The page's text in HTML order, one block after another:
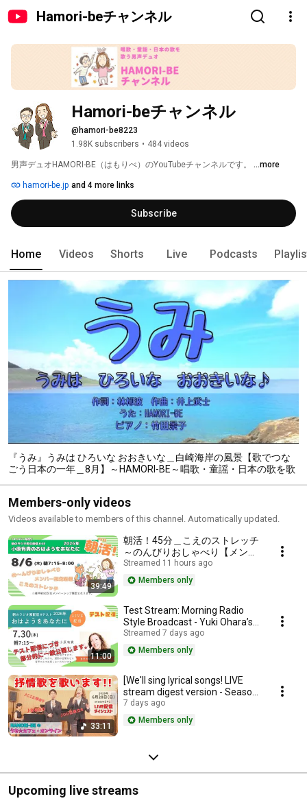
Hamori-beチャンネル
Hamori-beチャンネル
@hamori-be8223
1.98K subscribers • 484 videos
男声デュオHAMORI-BE（はもりべ）のYouTubeチャンネルです。 ...more
hamori-be.jp and 4 more links
Subscribe
Home Videos Shorts Live Podcasts
『うみ』うみは ひろいな おおきいな＿白崎海岸の風景【歌でつな
ごう日本の一年＿8月】～HAMORI-BE～唱歌・童謡・日本の歌を歌
Members-only videos
Videos available to members of this channel. Automatically updated.
39:49
朝活！45分＿こえのストレッチ
～のんびりおしゃべり【メンバ
ー限定 朝のラジオ風配信#68 小
原有貴の「おはようをあなた
に」】～HAMORI-BEチャンネ
Streamed 11 hours ago
Members only
11:00
Test Stream: Morning Radio
Style Broadcast - Yuki Ohara’s
"Good Morning to You" – A test
stream h...
Streamed 7 days ago
Members only
33:11
[We'll sing lyrical songs! LIVE
stream digest version - Season
#2-1 Uta☆Cafe Online 'Song,
Song, ...
7 days ago
Members only
Upcoming live streams